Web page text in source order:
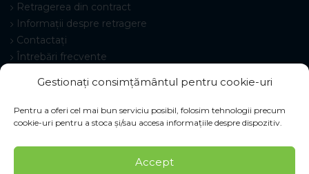
Gestionați consimțământul pentru cookie-uri
Pentru a oferi cel mai bun serviciu posibil, folosim tehnologii precum
cookie-uri pentru a stoca și/sau accesa informațiile despre dispozitiv.
Accept
Retragerea din contract
Informații despre retragere
Contactați
Întrebări frecvente
© 2026 Pracovné odevy ZIKO s. r. o., toate drepturile